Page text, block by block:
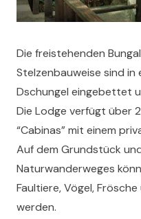
Die freistehenden
Stelzenbauweise sind in
Dschungel eingebettet
Die Lodge verfügt über
“Cabinas” mit einem
Auf dem Grundstück
Naturwanderweges
Faultiere, Vögel,
werden.